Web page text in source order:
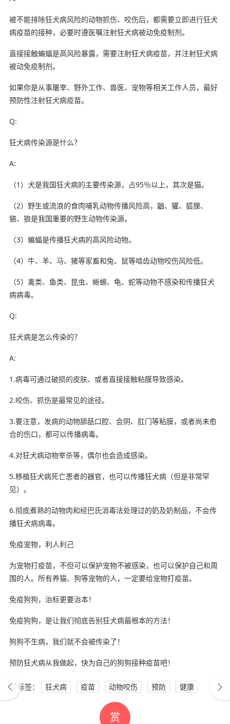
被不能排除狂犬病风险的动物抓伤、咬伤后，都需要立即进行狂犬
病疫苗的接种，必要时遵医嘱注射狂犬病被动免疫制剂。
直接接触蝙蝠是高风险暴露，需要注射狂犬病疫苗，并注射狂犬病
被动免疫制剂。
如果你是从事屠宰、野外工作、兽医、宠物等相关工作人员，最好
预防性注射狂犬病疫苗。
Q:
狂犬病传染源是什么？
A:
（1）犬是我国狂犬病的主要传染源，占95％以上，其次是猫。
（2）野生或流浪的食肉哺乳动物传播风险高，鼬、獾、狐狸、
貉、狼是我国重要的野生动物传染源。
（3）蝙蝠是传播狂犬病的高风险动物。
（4）牛、羊、马、猪等家畜和兔、鼠等啮齿动物咬伤风险低。
（5）禽类、鱼类、昆虫、蜥蜴、龟、蛇等动物不感染和传播狂犬
病病毒。
Q:
狂犬病是怎么传染的？
A:
1.病毒可通过破损的皮肤、或者直接接触粘膜导致感染。
2.咬伤、抓伤是最常见的途径。
3.要注意，发病的动物舔舐口腔、会阴、肛门等粘膜，或者尚未愈
合的伤口，都可以传播病毒。
4.对狂犬病动物宰杀等，偶尔也会造成感染。
5.移植狂犬病死亡患者的器官，也可以传播狂犬病（但是非常罕
见）。
6.彻底煮熟的动物肉和经巴氏消毒法处理过的奶及奶制品，不会传
播狂犬病病毒。
免疫宠物，利人利己
为宠物打疫苗，不但可以保护宠物不被感染，也可以保护自己和周
围的人。所有养猫、狗等宠物的人，一定要给宠物打疫苗。
免疫狗狗，治标更要治本！
免疫狗狗，是让我们彻底告别狂犬病最根本的方法！
狗狗不生病，我们就不会被传染了！
预防狂犬病从我做起，快为自己的狗狗接种疫苗吧！
标签： 狂犬病 疫苗 动物咬伤 预防 健康
赏